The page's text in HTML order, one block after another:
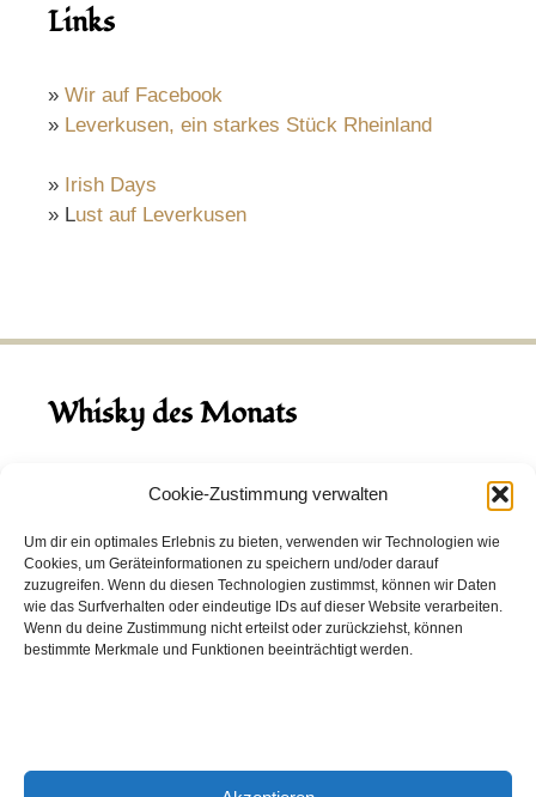
Cookie-Zustimmung verwalten
Um dir ein optimales Erlebnis zu bieten, verwenden wir Technologien wie
Cookies, um Geräteinformationen zu speichern und/oder darauf
zuzugreifen. Wenn du diesen Technologien zustimmst, können wir Daten
wie das Surfverhalten oder eindeutige IDs auf dieser Website verarbeiten.
Wenn du deine Zustimmung nicht erteilst oder zurückziehst, können
bestimmte Merkmale und Funktionen beeinträchtigt werden.
Links
» Wir auf Facebook
» Leverkusen, ein starkes Stück Rheinland
» Irish Days
» Lust auf Leverkusen
Whisky des Monats
August 2026
Hinch Double Wood
Destillerie:Hinch(Irland)
Single Malt, 43.0%
Peated: Nein